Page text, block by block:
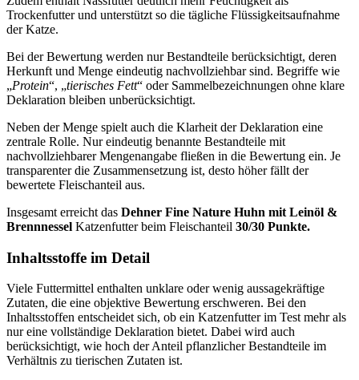
Trockenfutter und unterstützt so die tägliche Flüssigkeitsaufnahme
der Katze.
Bei der Bewertung werden nur Bestandteile berücksichtigt, deren
Herkunft und Menge eindeutig nachvollziehbar sind. Begriffe wie
„Protein“, „tierisches Fett“ oder Sammelbezeichnungen ohne klare
Deklaration bleiben unberücksichtigt.
Neben der Menge spielt auch die Klarheit der Deklaration eine
zentrale Rolle. Nur eindeutig benannte Bestandteile mit
nachvollziehbarer Mengenangabe fließen in die Bewertung ein. Je
transparenter die Zusammensetzung ist, desto höher fällt der
bewertete Fleischanteil aus.
Insgesamt erreicht das Dehner Fine Nature Huhn mit Leinöl &
Brennnessel Katzenfutterbeim Fleischanteil 30/30 Punkte.
Inhaltsstoffe im Detail
Viele Futtermittel enthalten unklare oder wenig aussagekräftige
Zutaten, die eine objektive Bewertung erschweren. Bei den
Inhaltsstoffen entscheidet sich, ob ein Katzenfutter im Test mehr als
nur eine vollständige Deklaration bietet. Dabei wird auch
berücksichtigt, wie hoch der Anteil pflanzlicher Bestandteile im
Verhältnis zu tierischen Zutaten ist.